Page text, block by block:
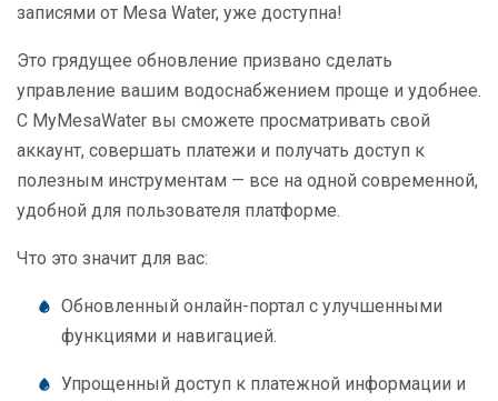
записями от Mesa Water, уже доступна!
Это грядущее обновление призвано сделать
управление вашим водоснабжением проще и удобнее.
С MyMesaWater вы сможете просматривать свой
аккаунт, совершать платежи и получать доступ к
полезным инструментам — все на одной современной,
удобной для пользователя платформе.
Что это значит для вас:
Обновленный онлайн-портал с улучшенными
функциями и навигацией.
Упрощенный доступ к платежной информации и